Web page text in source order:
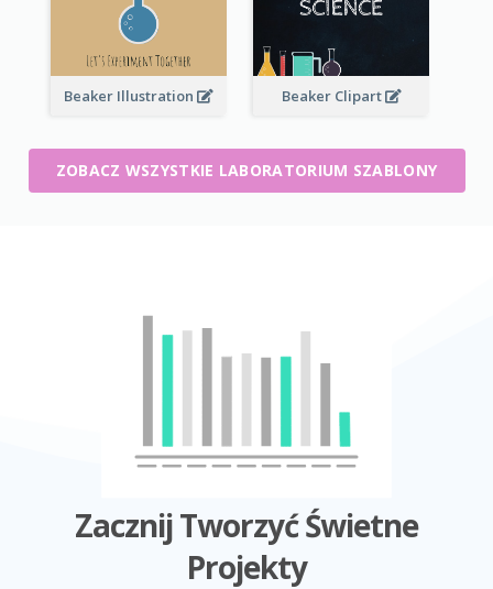
Beaker Illustration Beaker Clipart
ZOBACZ WSZYSTKIE LABORATORIUM SZABLONY
Zacznij Tworzyć Świetne
Projekty